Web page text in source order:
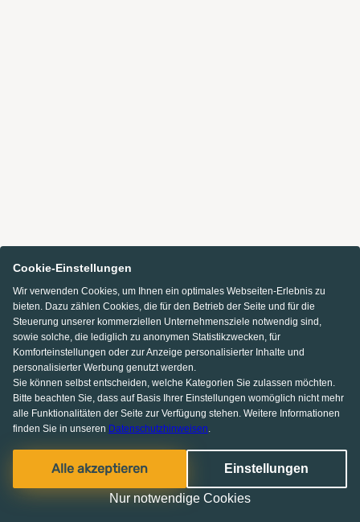
Cookie-Einstellungen
Wir verwenden Cookies, um Ihnen ein optimales Webseiten-Erlebnis zu
bieten. Dazu zählen Cookies, die für den Betrieb der Seite und für die
Steuerung unserer kommerziellen Unternehmensziele notwendig sind,
sowie solche, die lediglich zu anonymen Statistikzwecken, für
Komforteinstellungen oder zur Anzeige personalisierter Inhalte und
personalisierter Werbung genutzt werden.
Sie können selbst entscheiden, welche Kategorien Sie zulassen möchten.
Bitte beachten Sie, dass auf Basis Ihrer Einstellungen womöglich nicht mehr
alle Funktionalitäten der Seite zur Verfügung stehen. Weitere Informationen
finden Sie in unseren Datenschutzhinweisen.
Alle akzeptieren Einstellungen
Nur notwendige Cookies